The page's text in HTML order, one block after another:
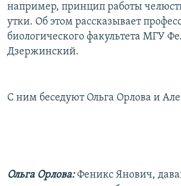
например, принцип работы
утки. Об этом рассказывает
биологического факультета МГУ
Дзержинский.
С ним беседуют Ольга Орлова и
Ольга Орлова:Феникс Янович,